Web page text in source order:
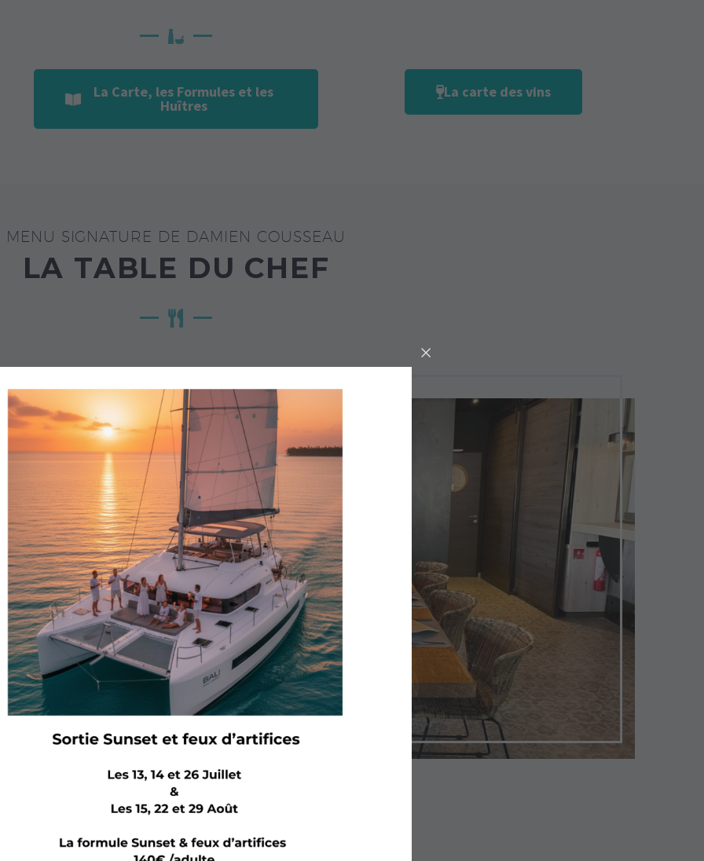
La Carte, les Formules et les
Huîtres
La carte des vins
MENU SIGNATURE DE DAMIEN COUSSEAU
LA TABLE DU CHEF